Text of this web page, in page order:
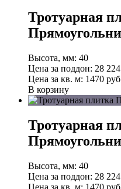
Тротуарная
Высота, мм: 40
Цена за поддон: 28 224
Цена за кв. м: 1470 руб
В корзину
Тротуарная
Высота, мм: 40
Цена за поддон: 28 224
Цена за кв. м: 1470 руб